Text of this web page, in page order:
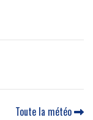
Toute la météo